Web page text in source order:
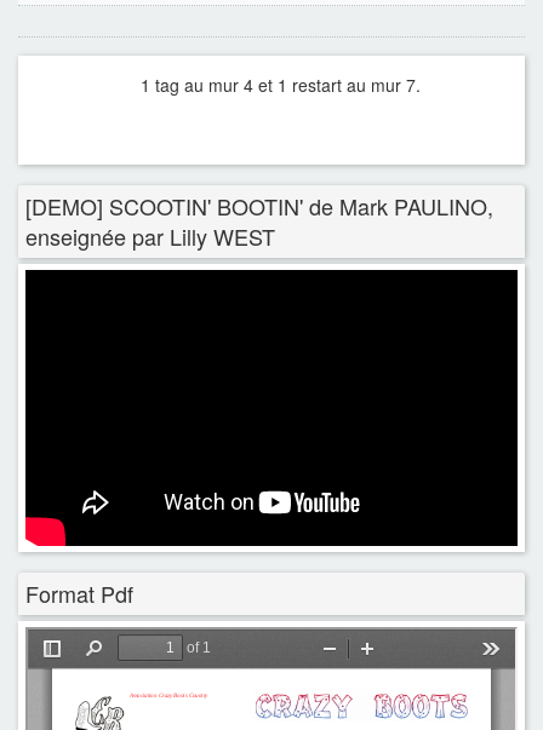
1 tag au mur 4 et 1 restart au mur 7.
[DEMO] SCOOTIN' BOOTIN' de Mark PAULINO,
enseignée par Lilly WEST
Format Pdf